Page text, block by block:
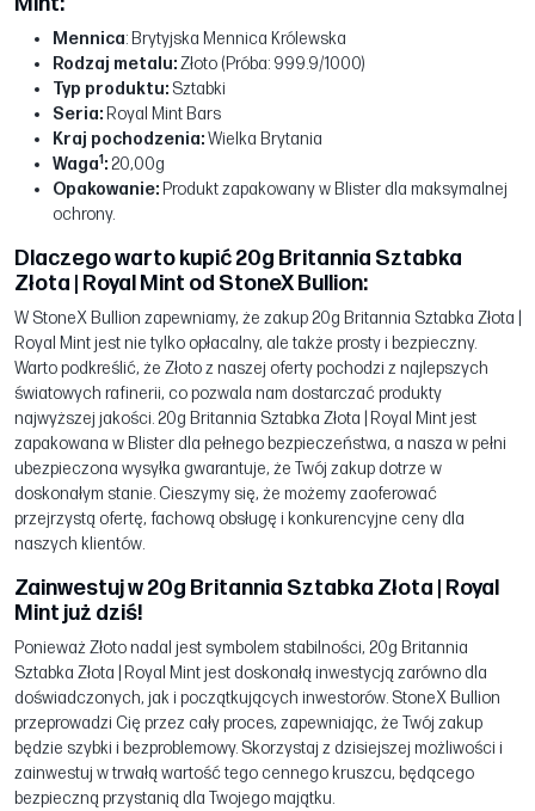
Mennica: Brytyjska Mennica Królewska
Rodzaj metalu:Złoto (Próba: 999.9/1000)
Typ produktu: Sztabki
Seria: Royal Mint Bars
Kraj pochodzenia:Wielka Brytania
Waga1: 20,00g
Opakowanie: Produkt zapakowany w Blister dla maksymalnej
ochrony.
Dlaczego warto kupić 20g Britannia Sztabka
Złota | Royal Mint od StoneX Bullion:
W StoneX Bullion zapewniamy, że zakup 20g Britannia Sztabka Złota |
Royal Mint jest nie tylko opłacalny, ale także prosty i bezpieczny.
Warto podkreślić, że Złoto z naszej oferty pochodzi z najlepszych
światowych rafinerii, co pozwala nam dostarczać produkty
najwyższej jakości. 20g Britannia Sztabka Złota | Royal Mint jest
zapakowana w Blister dla pełnego bezpieczeństwa, a nasza w pełni
ubezpieczona wysyłka gwarantuje, że Twój zakup dotrze w
doskonałym stanie. Cieszymy się, że możemy zaoferować
przejrzystą ofertę, fachową obsługę i konkurencyjne ceny dla
naszych klientów.
Zainwestuj w 20g Britannia Sztabka Złota | Royal
Mint już dziś!
Ponieważ Złoto nadal jest symbolem stabilności, 20g Britannia
Sztabka Złota | Royal Mint jest doskonałą inwestycją zarówno dla
doświadczonych, jak i początkujących inwestorów. StoneX Bullion
przeprowadzi Cię przez cały proces, zapewniając, że Twój zakup
będzie szybki i bezproblemowy. Skorzystaj z dzisiejszej możliwości i
zainwestuj w trwałą wartość tego cennego kruszcu, będącego
bezpieczną przystanią dla Twojego majątku.